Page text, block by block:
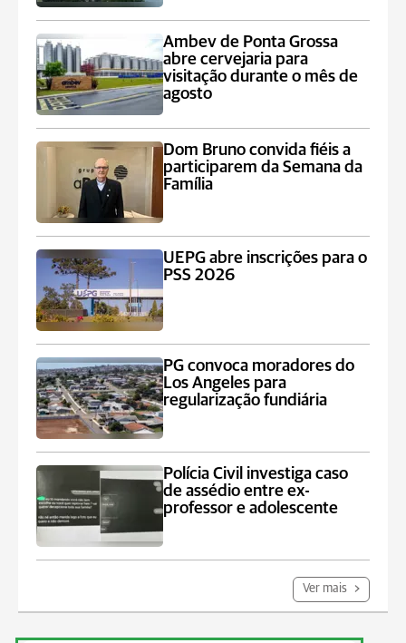
Ambev de Ponta Grossa
abre cervejaria para
visitação durante o mês de
agosto
Dom Bruno convida fiéis a
participarem da Semana da
Família
UEPG abre inscrições para o
PSS 2026
PG convoca moradores do
Los Angeles para
regularização fundiária
Polícia Civil investiga caso
de assédio entre ex-
professor e adolescente
Ver mais